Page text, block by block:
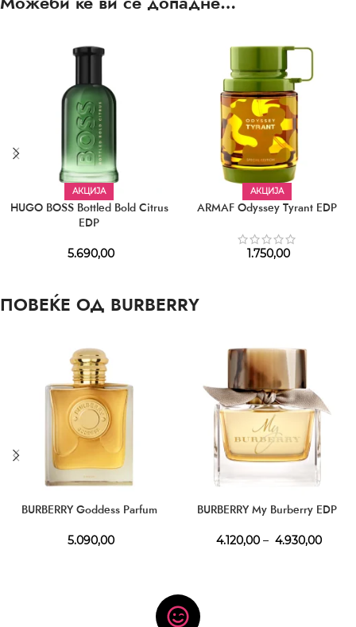
АКЦИЈА
HUGO BOSS Bottled Bold Citrus
EDP
5.690,00
АКЦИЈА
ARMAF Odyssey Tyrant EDP
1.750,00
ПОВЕЌЕ ОД BURBERRY
BURBERRY Goddess Parfum
5.090,00
BURBERRY My Burberry EDP
4.120,00 – 4.930,00